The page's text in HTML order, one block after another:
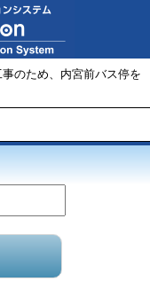
事のため、内宮前バス停を